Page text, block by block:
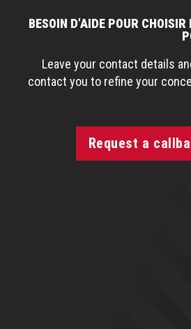
BESOIN D’AIDE POUR
Leave your contact details
contact you to refine your
Request a